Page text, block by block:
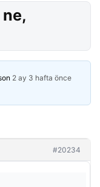
2 ay 3 hafta önce
#20234